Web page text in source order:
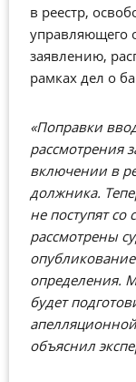
в реестр,
управляющего
заявлению,
рамках дел о
«Поправки
рассмотрения
включении в
должника.
не поступят
рассмотрены
определения.
будет
объяснил